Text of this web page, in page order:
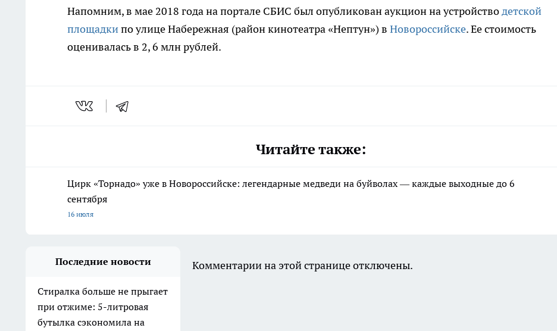
Напомним, в мае 2018 года на портале СБИС был опубликован аукцион на устройстводетской
площадкипо улице Набережная (район кинотеатра «Нептун») в Новороссийске. Ее стоимость
оценивалась в 2, 6 млн рублей.
Читайте также:
Цирк «Торнадо» уже в Новороссийске: легендарные медведи на буйволах — каждые выходные до 6
сентября
16 июля
Последние новости
Стиралка больше не прыгает
при отжиме: 5-литровая
бутылка сэкономила на
Комментарии на этой странице отключены.